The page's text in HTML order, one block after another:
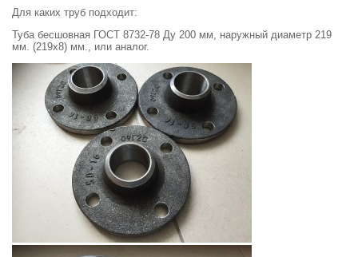
Для каких труб подходит:
Туба бесшовная ГОСТ 8732-78 Ду 200 мм, наружный диаметр 219
мм. (219х8) мм., или аналог.